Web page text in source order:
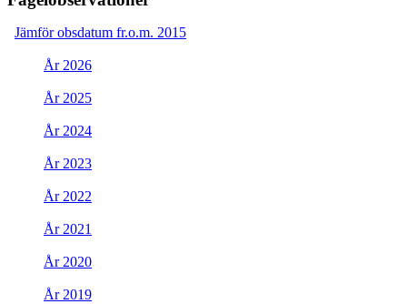
Jämför obsdatum fr.o.m. 2015
År 2026
År 2025
År 2024
År 2023
År 2022
År 2021
År 2020
År 2019